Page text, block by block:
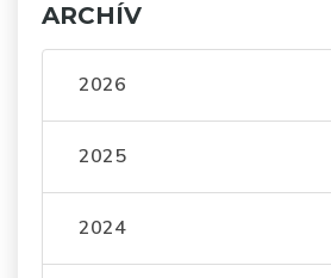
ARCHÍV
2026
2025
2024